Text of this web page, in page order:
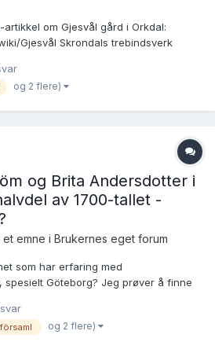
om Gjesvål gård i Orkdal:
Gjesvål Skrondals trebindsverk
MEN han var ikke verdensmester i
hvor jeg kan f...
og 2 flere)
og Brita Andersdotter i
av 1700-tallet -
emne i Brukernes eget forum
som har erfaring med
spesielt Göteborg? Jeg prøver å finne
(1753/1756-????). De døper fire barn
Gustaviförsamling): 1) 17...
og 2 flere)